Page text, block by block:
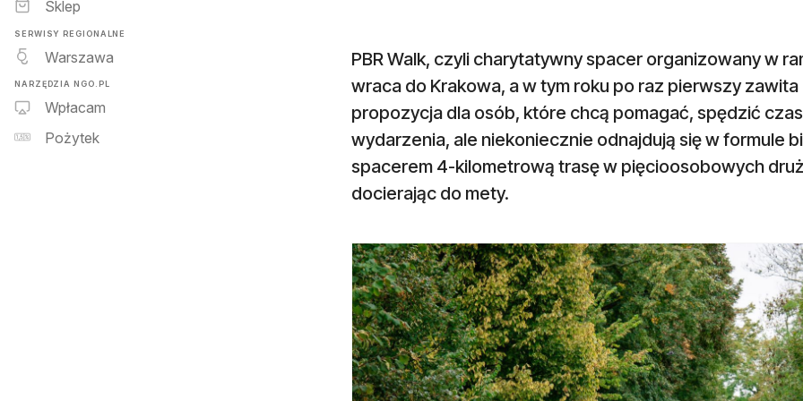
Sklep
SERWISY REGIONALNE
Warszawa
NARZĘDZIA NGO.PL
Wpłacam
Pożytek
PBR Walk, czyli charytatywny spacer organizowany w
wraca do Krakowa, a w tym roku po raz pierwszy
propozycja dla osób, które chcą pomagać, spędzić
wydarzenia, ale niekoniecznie odnajdują się w formule
spacerem 4-kilometrową trasę w pięcioosobowych
docierając do mety.